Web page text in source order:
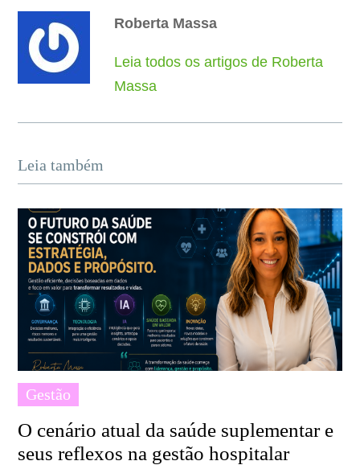
Roberta Massa
Leia todos os artigos de Roberta
Massa
Leia também
Gestão
O cenário atual da saúde suplementar e
seus reflexos na gestão hospitalar